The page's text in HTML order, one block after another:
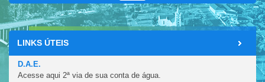
LINKS ÚTEIS
D.A.E.
Acesse aqui 2ª via de sua conta de água.